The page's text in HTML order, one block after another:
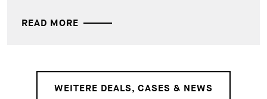
READ MORE
WEITERE DEALS, CASES & NEWS